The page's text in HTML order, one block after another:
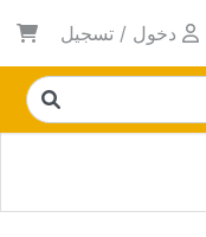
دخول / تسجيل